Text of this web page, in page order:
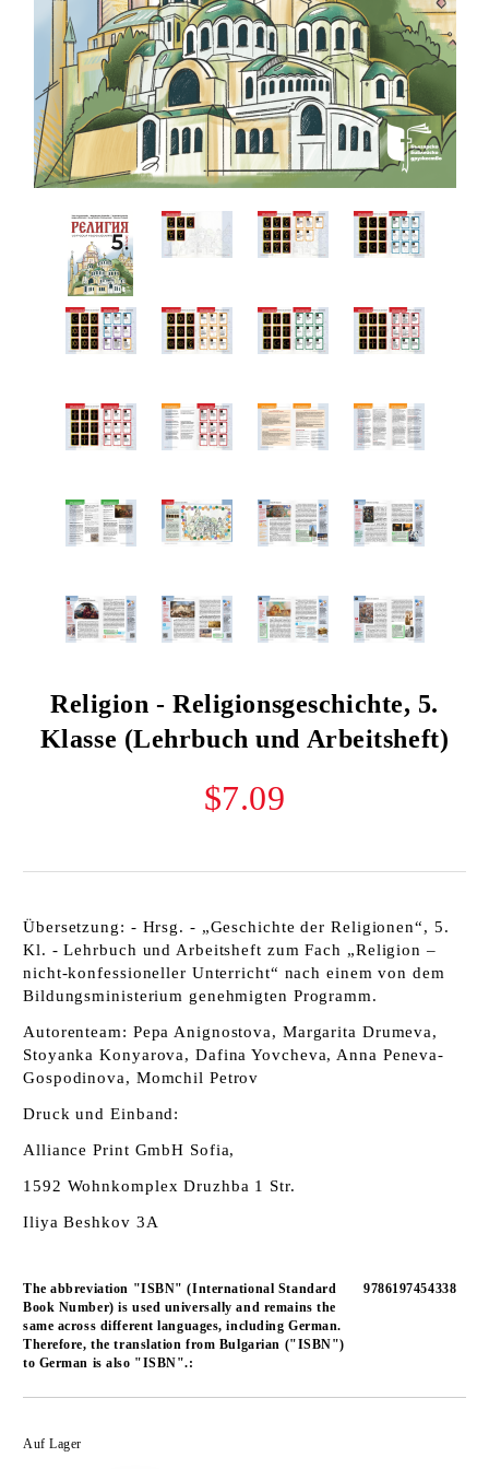
Religion - Religionsgeschichte, 5.
Klasse (Lehrbuch und Arbeitsheft)
$7.09
Übersetzung: - Hrsg. - „Geschichte der Religionen“, 5.
Kl. - Lehrbuch und Arbeitsheft zum Fach „Religion –
nicht-konfessioneller Unterricht“ nach einem von dem
Bildungsministerium genehmigten Programm.
Autorenteam: Pepa Anignostova, Margarita Drumeva,
Stoyanka Konyarova, Dafina Yovcheva, Anna Peneva-
Gospodinova, Momchil Petrov
Druck und Einband:
Alliance Print GmbH Sofia,
1592 Wohnkomplex Druzhba 1 Str.
Iliya Beshkov 3A
The abbreviation "ISBN" (International Standard
Book Number) is used universally and remains the
same across different languages, including German.
Therefore, the translation from Bulgarian ("ISBN")
to German is also "ISBN".:
9786197454338
Auf Lager